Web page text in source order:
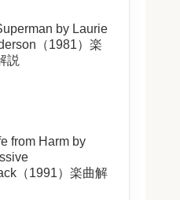
by Laurie
（1981）楽
説
from Harm by
（1991）楽曲解